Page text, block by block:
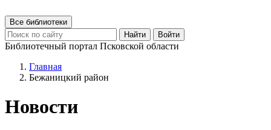
Все библиотеки
Найти
Войти
Библиотечный портал Псковской области
Главная
Бежаницкий район
Новости